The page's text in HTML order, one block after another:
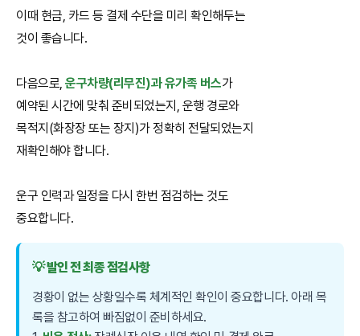
이때 현금, 카드 등 결제 수단을 미리 확인해두는
것이 좋습니다.
다음으로,운구차량(리무진)과 유가족 버스가
예약된 시간에 맞춰 준비되었는지, 운행 경로와
목적지(화장장 또는 장지)가 정확히 전달되었는지
재확인해야 합니다.
운구 인력과 일정을 다시 한번 점검하는 것도
중요합니다.
💡 발인 전 최종 점검사항
경황이 없는 상황일수록 체계적인 확인이 중요합니다. 아래 목
록을 참고하여 빠짐없이 준비하세요.